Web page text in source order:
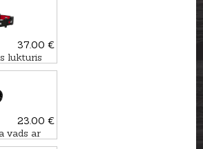
37.00 €
lukturis
23.00 €
vads ar